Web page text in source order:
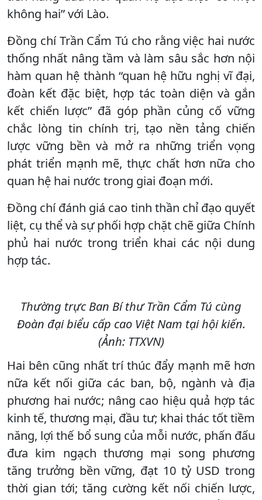
không hai” với Lào.
Đồng chí Trần Cẩm Tú cho rằng việc hai nước
thống nhất nâng tầm và làm sâu sắc hơn nội
hàm quan hệ thành “quan hệ hữu nghị vĩ đại,
đoàn kết đặc biệt, hợp tác toàn diện và gắn
kết chiến lược” đã góp phần củng cố vững
chắc lòng tin chính trị, tạo nền tảng chiến
lược vững bền và mở ra những triển vọng
phát triển mạnh mẽ, thực chất hơn nữa cho
quan hệ hai nước trong giai đoạn mới.
Đồng chí đánh giá cao tinh thần chỉ đạo quyết
liệt, cụ thể và sự phối hợp chặt chẽ giữa Chính
phủ hai nước trong triển khai các nội dung
hợp tác.
Thường trực Ban Bí thư Trần Cẩm Tú cùng
Đoàn đại biểu cấp cao Việt Nam tại hội kiến.
(Ảnh: TTXVN)
Hai bên cũng nhất trí thúc đẩy mạnh mẽ hơn
nữa kết nối giữa các ban, bộ, ngành và địa
phương hai nước; nâng cao hiệu quả hợp tác
kinh tế, thương mại, đầu tư; khai thác tốt tiềm
năng, lợi thế bổ sung của mỗi nước, phấn đấu
đưa kim ngạch thương mại song phương
tăng trưởng bền vững, đạt 10 tỷ USD trong
thời gian tới; tăng cường kết nối chiến lược,